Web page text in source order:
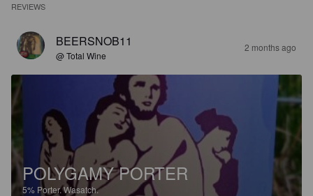
REVIEWS
BEERSNOB11
@ Total Wine
2 months ago
POLYGAMY PORTER
5% Porter.Wasatch.